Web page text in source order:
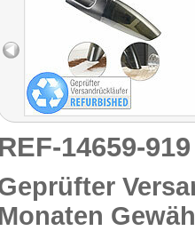
REF-14659-
Monaten